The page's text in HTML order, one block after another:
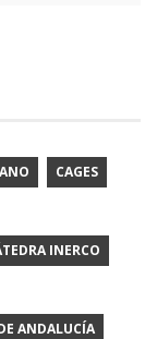
CAGES
INERCO
ANDALUCÍA